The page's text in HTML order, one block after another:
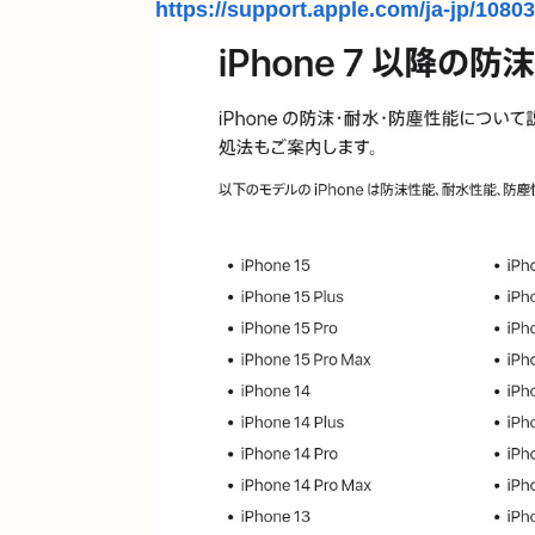
https://support.apple.com/ja-jp/